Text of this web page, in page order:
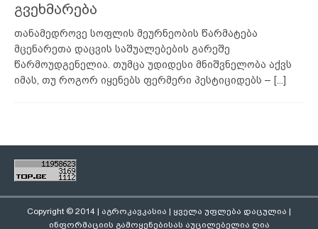
გვეხმარება
თანამედროვე სოფლის მეურნეობის წარმატება
მცენარეთა დაცვის საშუალებების გარეშე
წარმოუდგენელია. თუმცა უდიდესი მნიშვნელობა აქვს
იმას, თუ როგორ იყენებს ფერმერი პესტიციდებს – [...]
Copyright © 2014 | აგროკავკასია | ყველა უფლება დაცულია |
ინფორმაციის გამოყენებისას აუცილებელია ღია